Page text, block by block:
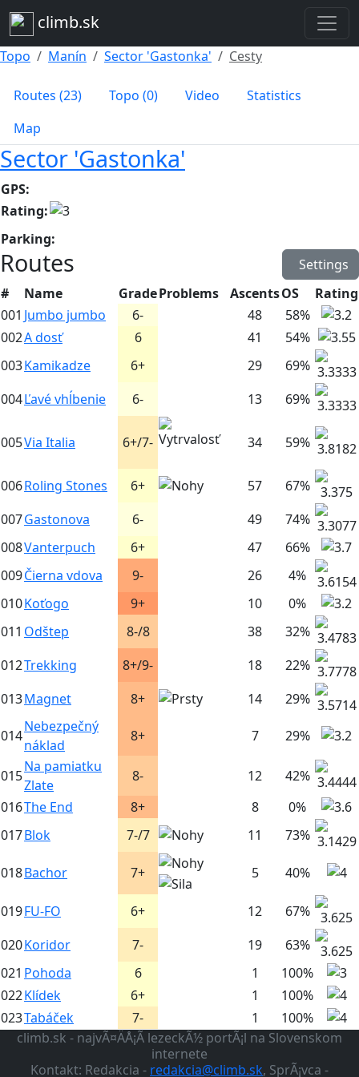
climb.sk
Topo Manín Sector 'Gastonka' Cesty
Routes (23) Topo (0) Video
Statistics
Map
Sector 'Gastonka'
GPS:
Rating:
Parking:
Routes
Settings
#
Name GradeProblems AscentsOS
Rating
001 Jumbo jumbo 6- 48
58%
002A dosť 6 41
54%
003Kamikadze 6+ 29
69%
004Ľavé vhĺbenie 6- 13 69%
005Via Italia 6+/7- 34 59%
006Roling Stones 6+ 57
67%
007Gastonova 6- 49
74%
008Vanterpuch 6+ 47
66%
009Čierna vdova 9- 26
4%
010Koťogo 9+ 10
0%
011 Odštep 8-/8 38
32%
012Trekking 8+/9- 18
22%
013Magnet 8+ 14 29%
014
Nebezpečný
náklad
8+ 7 29%
015
Na pamiatku
Zlate
8- 12
42%
016The End 8+ 8
0%
017Blok 7-/7 11 73%
018Bachor 7+ 5 40%
019FU-FO 6+ 12
67%
020Koridor 7- 19
63%
021 Pohoda 6 1
100%
022Klídek 6+ 1
100%
023Tabáček 7- 1
100%
climb.sk - najvÃ¤ÄÅ¡Ã­ lezeckÃ½ portÃ¡l na Slovenskom
internete
Kontakt: Redakcia - redakcia@climb.sk, SprÃ¡vca -